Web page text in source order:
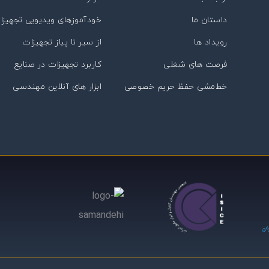
داستان ما
رویداد ها
فرصت های شغلی
خط‌مشی حفظ حریم خصوصی
خودآموزهای ویدیویی
از سیر تا پیاز تجهیزات
کاربرد تجهیزات در صنایع
ابزار های آنلاین مهندسی